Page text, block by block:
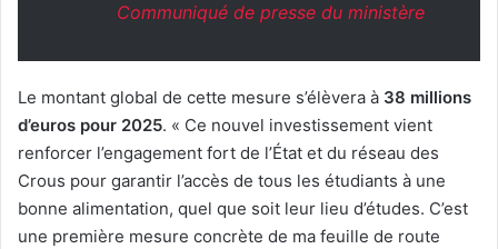
Communiqué de presse du ministère
Le montant global de cette mesure s’élèvera à 38 millions
d’euros pour 2025. « Ce nouvel investissement vient
renforcer l’engagement fort de l’État et du réseau des
Crous pour garantir l’accès de tous les étudiants à une
bonne alimentation, quel que soit leur lieu d’études. C’est
une première mesure concrète de ma feuille de route